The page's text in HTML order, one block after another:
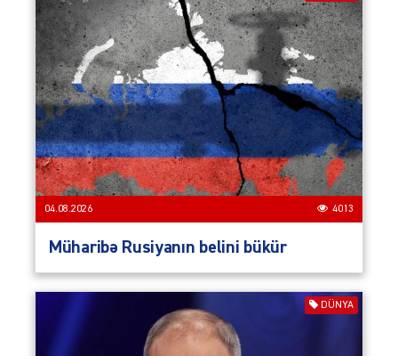
04.08.2026 4013
Müharibə Rusiyanın belini bükür
DÜNYA